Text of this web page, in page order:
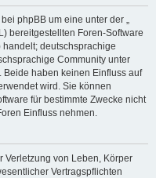
phpBB um eine unter der „
bereitgestellten Foren-Software
handelt; deutschsprachige
Community unter
Beide haben keinen Einfluss auf
wird. Sie können
für bestimmte Zwecke nicht
Einfluss nehmen.
Verletzung von Leben, Körper
Vertragspflichten